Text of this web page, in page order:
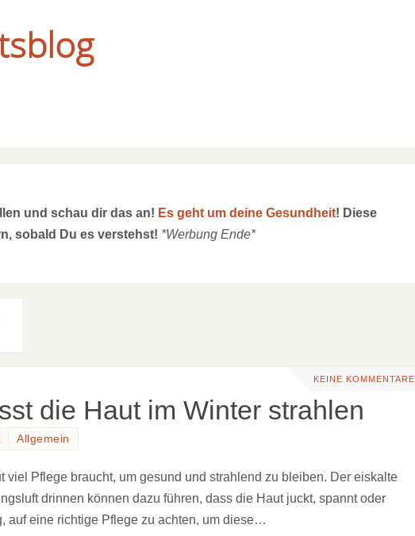
und schau dir das an! Es geht um deine Gesundheit! Diese
sobald Du es verstehst! *Werbung Ende*
KEINE KOMMENTARE
die Haut im Winter strahlen
Allgemein
viel Pflege braucht, um gesund und strahlend zu bleiben. Der eiskalte
drinnen können dazu führen, dass die Haut juckt, spannt oder
auf eine richtige Pflege zu achten, um diese…